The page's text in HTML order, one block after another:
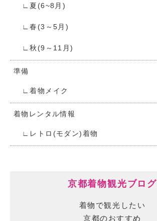
夏(6~8月)
春(3～5月)
秋(9～11月)
準備
着物メイク
着物レンタル情報
レトロ(モダン)着物
京都着物観光ブログ
着物で観光したい
京都のおすすめ